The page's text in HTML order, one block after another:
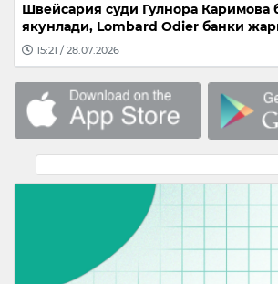
Швейсария суди Гулнора Каримова
якунлади, Lombard Odier банки
15:21 / 28.07.2026